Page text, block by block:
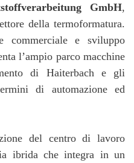
GmbH,
della termoformatura.
commerciale e sviluppo
l’ampio parco macchine
di Haiterbach e gli
di automazione ed
del centro di lavoro
ibrida che integra in un